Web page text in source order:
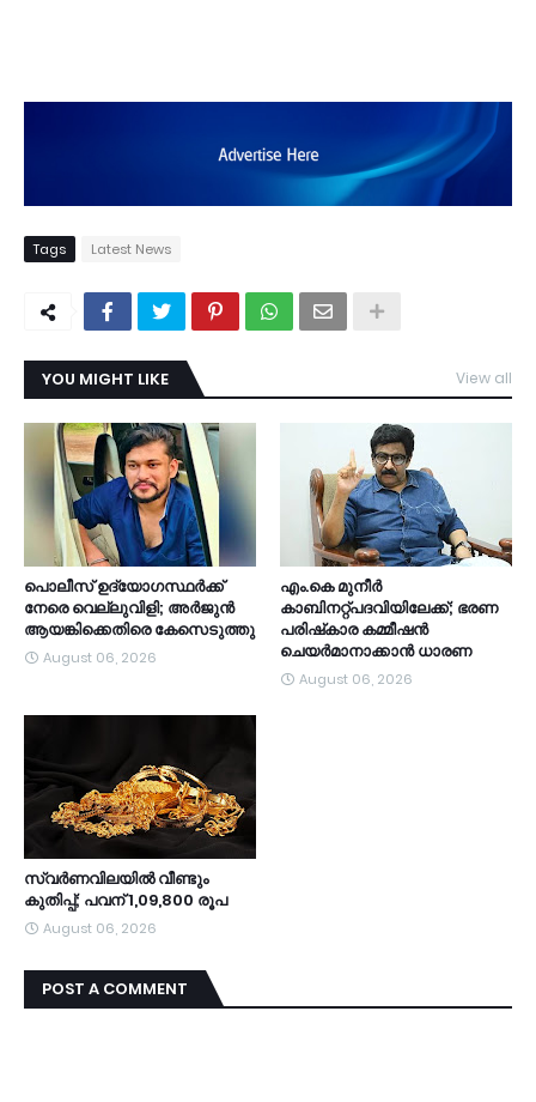
Tags Latest News
YOU MIGHT LIKE View all
പൊലീസ് ഉദ്യോഗസ്ഥര്‍ക്ക്
നേരെ വെല്ലുവിളി; അർജുൻ
ആയങ്കിക്കെതിരെ കേസെടുത്തു
August 06, 2026
എം.കെ മുനീര്‍
കാബിനറ്റ്പദവിയിലേക്ക്; ഭരണ
പരിഷ്‌കാര കമ്മീഷന്‍
ചെയര്‍മാനാക്കാന്‍ ധാരണ
August 06, 2026
സ്വർണവിലയിൽ വീണ്ടും
കുതിപ്പ്; പവന് 1,09,800 രൂപ
August 06, 2026
POST A COMMENT